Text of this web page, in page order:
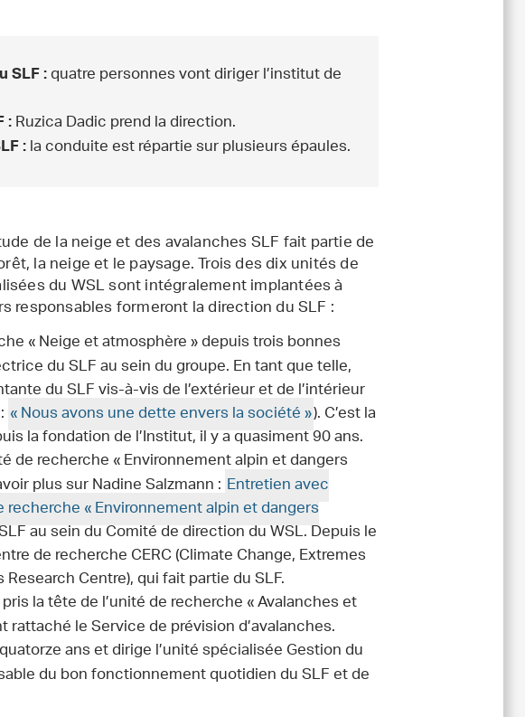
SLF :quatre personnes vont diriger l’institut de
:Ruzica Dadic prend la direction.
:la conduite est répartie sur plusieurs épaules.
de la neige et des avalanches SLF fait partie de
la neige et le paysage. Trois des dix unités de
du WSL sont intégralement implantées à
responsables formeront la direction du SLF :
« Neige et atmosphère » depuis trois bonnes
du SLF au sein du groupe. En tant que telle,
du SLF vis-à-vis de l’extérieur et de l’intérieur
« Nous avons une dette envers la société »). C’est la
la fondation de l’Institut, il y a quasiment 90 ans.
de recherche « Environnement alpin et dangers
plus sur Nadine Salzmann : Entretien avec
« Environnement alpin et dangers
au sein du Comité de direction du WSL. Depuis le
de recherche CERC (Climate Change, Extremes
Centre), qui fait partie du SLF.
la tête de l’unité de recherche « Avalanches et
le Service de prévision d’avalanches.
ans et dirige l’unité spécialisée Gestion du
du bon fonctionnement quotidien du SLF et de